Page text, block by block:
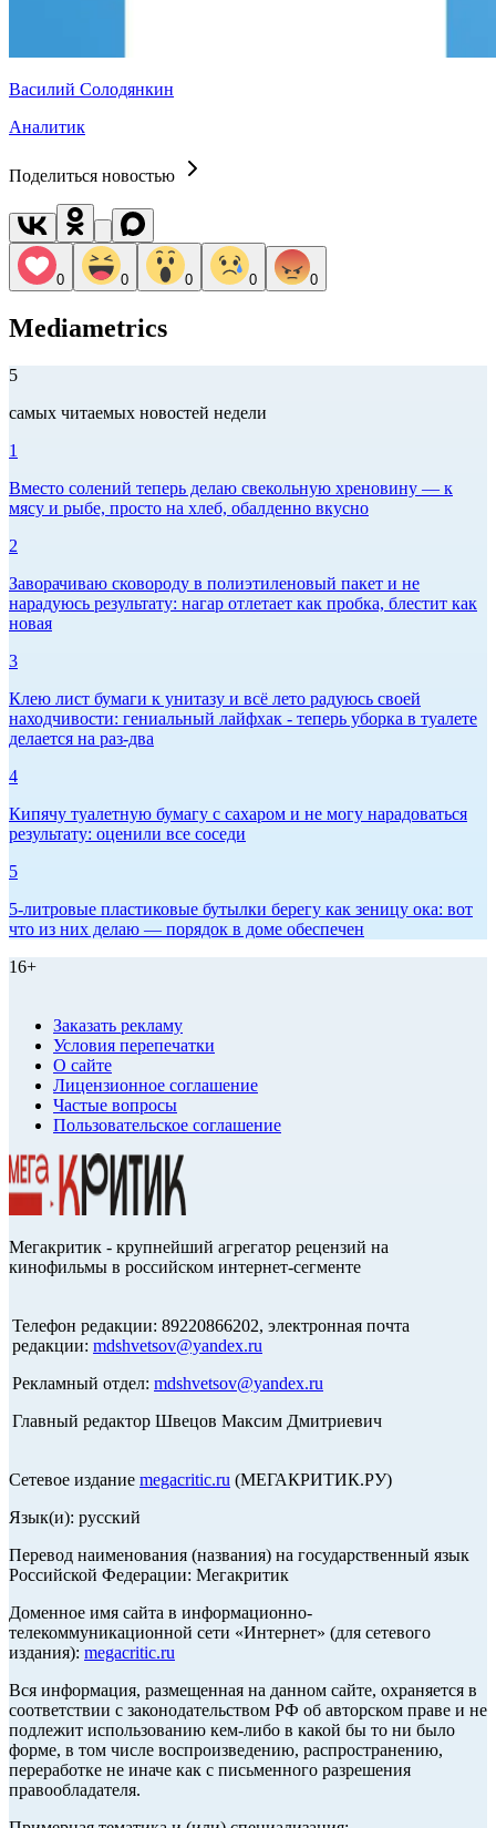
Василий Солодянкин
Аналитик
Поделиться новостью
0 0 0 0 0
Mediametrics
5
самых читаемых новостей недели
1
Вместо солений теперь делаю свекольную хреновину — к
мясу и рыбе, просто на хлеб, обалденно вкусно
2
Заворачиваю сковороду в полиэтиленовый пакет и не
нарадуюсь результату: нагар отлетает как пробка, блестит как
новая
3
Клею лист бумаги к унитазу и всё лето радуюсь своей
находчивости: гениальный лайфхак - теперь уборка в туалете
делается на раз-два
4
Кипячу туалетную бумагу с сахаром и не могу нарадоваться
результату: оценили все соседи
5
5-литровые пластиковые бутылки берегу как зеницу ока: вот
что из них делаю — порядок в доме обеспечен
16+
Заказать рекламу
Условия перепечатки
О сайте
Лицензионное соглашение
Частые вопросы
Пользовательское соглашение
Мегакритик - крупнейший агрегатор рецензий на
кинофильмы в российском интернет-сегменте
Телефон редакции: 89220866202, электронная почта
редакции: mdshvetsov@yandex.ru
Рекламный отдел: mdshvetsov@yandex.ru
Главный редактор Швецов Максим Дмитриевич
Сетевое издание megacritic.ru (МЕГАКРИТИК.РУ)
Язык(и): русский
Перевод наименования (названия) на государственный язык
Российской Федерации: Мегакритик
Доменное имя сайта в информационно-
телекоммуникационной сети «Интернет» (для сетевого
издания): megacritic.ru
Вся информация, размещенная на данном сайте, охраняется в
соответствии с законодательством РФ об авторском праве и не
подлежит использованию кем-либо в какой бы то ни было
форме, в том числе воспроизведению, распространению,
переработке не иначе как с письменного разрешения
правообладателя.